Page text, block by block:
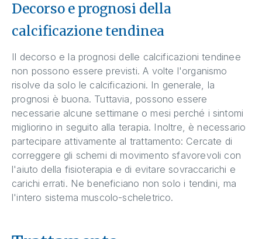
Decorso e prognosi della
calcificazione tendinea
Il decorso e la prognosi delle calcificazioni tendinee
non possono essere previsti. A volte l'organismo
risolve da solo le calcificazioni. In generale, la
prognosi è buona. Tuttavia, possono essere
necessarie alcune settimane o mesi perché i sintomi
migliorino in seguito alla terapia. Inoltre, è necessario
partecipare attivamente al trattamento: Cercate di
correggere gli schemi di movimento sfavorevoli con
l'aiuto della fisioterapia e di evitare sovraccarichi e
carichi errati. Ne beneficiano non solo i tendini, ma
l'intero sistema muscolo-scheletrico.